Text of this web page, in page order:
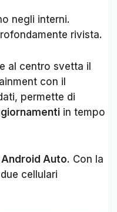
negli interni.
rivista.
al centro svetta il
con il
permette di
in tempo
Android Auto. Con la
cellulari